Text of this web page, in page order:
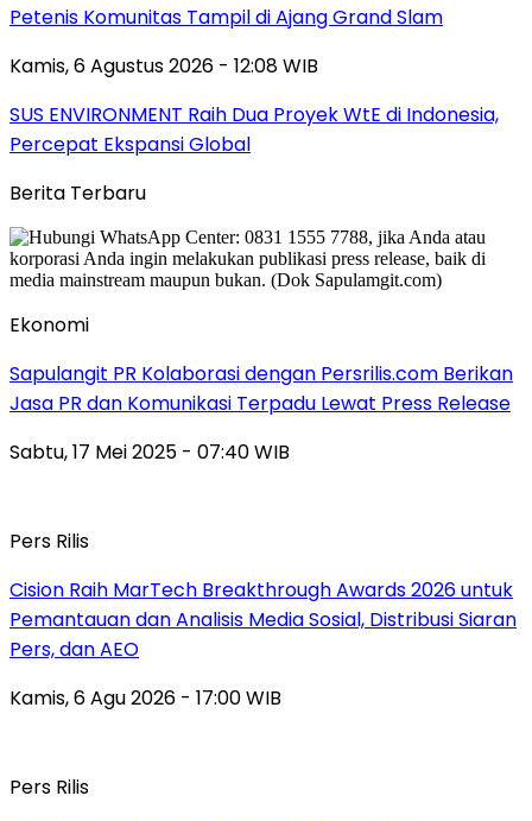
Petenis Komunitas Tampil di Ajang Grand Slam
Kamis, 6 Agustus 2026 - 12:08 WIB
SUS ENVIRONMENT Raih Dua Proyek WtE di Indonesia,
Percepat Ekspansi Global
Berita Terbaru
Ekonomi
Sapulangit PR Kolaborasi dengan Persrilis.com Berikan
Jasa PR dan Komunikasi Terpadu Lewat Press Release
Sabtu, 17 Mei 2025 - 07:40 WIB
Pers Rilis
Cision Raih MarTech Breakthrough Awards 2026 untuk
Pemantauan dan Analisis Media Sosial, Distribusi Siaran
Pers, dan AEO
Kamis, 6 Agu 2026 - 17:00 WIB
Pers Rilis